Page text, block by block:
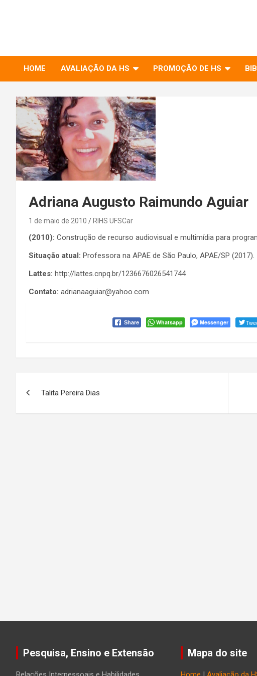
HOME AVALIAÇÃO DA HS PROMOÇÃO DE HS
Adriana Augusto Raimundo Aguiar
1 de maio de 2010 RIHS UFSCar
(2010): Construção de recurso audiovisual e multimídia para
Situação atual: Professora na APAE de São Paulo, APAE/SP (2017).
Lattes: http://lattes.cnpq.br/1236676026541744
Contato: adrianaaguiar@yahoo.com
Share Whatsapp Messenger
Talita Pereira Dias
Pesquisa, Ensino e Extensão Mapa do site